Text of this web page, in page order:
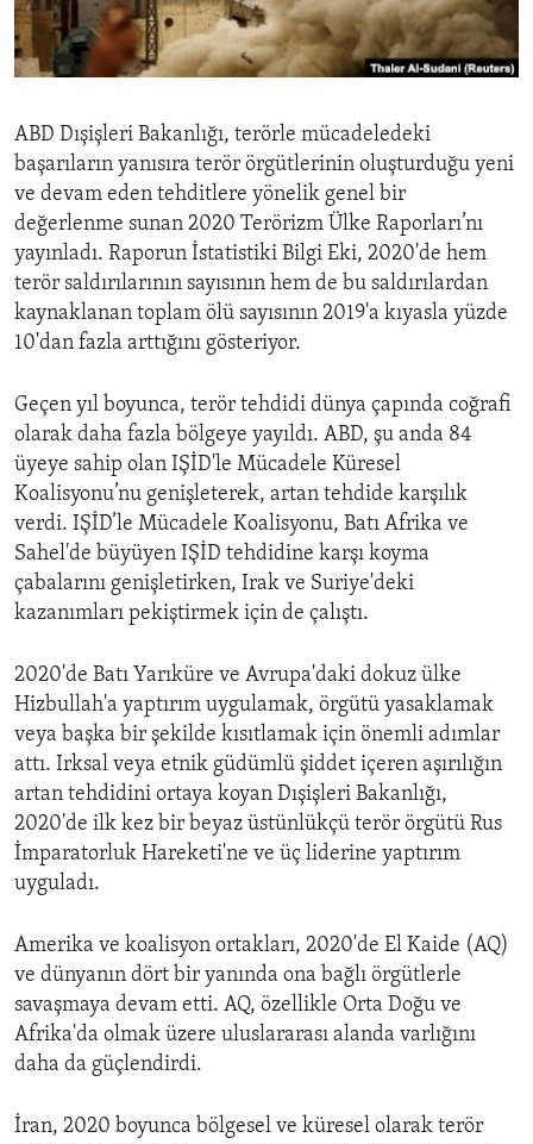
ENVIRONMENT AND HEALTH
IDEALS AND INSTITUTIONS
ABD Dışişleri Bakanlığı, terörle mücadeledeki
başarıların yanısıra terör örgütlerinin oluşturduğu yeni
ve devam eden tehditlere yönelik genel bir
değerlenme sunan 2020 Terörizm Ülke Raporları’nı
yayınladı. Raporun İstatistiki Bilgi Eki, 2020'de hem
terör saldırılarının sayısının hem de bu saldırılardan
kaynaklanan toplam ölü sayısının 2019'a kıyasla yüzde
10'dan fazla arttığını gösteriyor.
Geçen yıl boyunca, terör tehdidi dünya çapında coğrafi
olarak daha fazla bölgeye yayıldı. ABD, şu anda 84
üyeye sahip olan IŞİD'le Mücadele Küresel
Koalisyonu’nu genişleterek, artan tehdide karşılık
verdi. IŞİD’le Mücadele Koalisyonu, Batı Afrika ve
Sahel'de büyüyen IŞİD tehdidine karşı koyma
çabalarını genişletirken, Irak ve Suriye'deki
kazanımları pekiştirmek için de çalıştı.
2020'de Batı Yarıküre ve Avrupa'daki dokuz ülke
Hizbullah'a yaptırım uygulamak, örgütü yasaklamak
veya başka bir şekilde kısıtlamak için önemli adımlar
attı. Irksal veya etnik güdümlü şiddet içeren aşırılığın
artan tehdidini ortaya koyan Dışişleri Bakanlığı,
2020'de ilk kez bir beyaz üstünlükçü terör örgütü Rus
İmparatorluk Hareketi'ne ve üç liderine yaptırım
uyguladı.
Amerika ve koalisyon ortakları, 2020'de El Kaide (AQ)
ve dünyanın dört bir yanında ona bağlı örgütlerle
savaşmaya devam etti. AQ, özellikle Orta Doğu ve
Afrika'da olmak üzere uluslararası alanda varlığını
daha da güçlendirdi.
İran, 2020 boyunca bölgesel ve küresel olarak terör